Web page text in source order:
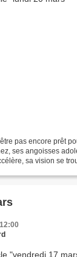
pas encore prêt
ses angoisses
sa vision se